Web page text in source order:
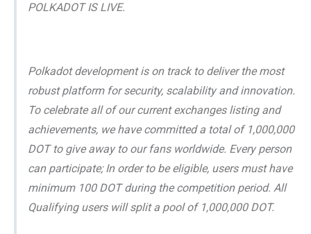
POLKADOT IS LIVE.
Polkadot development is on track to deliver the most
robust platform for security, scalability and innovation.
To celebrate all of our current exchanges listing and
achievements, we have committed a total of 1,000,000
DOT to give away to our fans worldwide. Every person
can participate; In order to be eligible, users must have
minimum 100 DOT during the competition period. All
Qualifying users will split a pool of 1,000,000 DOT.